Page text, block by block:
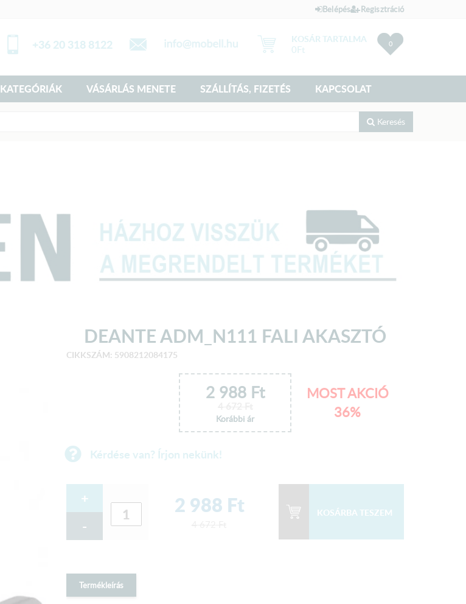
Belépés Regisztráció
0
KOSÁR TARTALMA
0Ft
+36 20 318 8122
KATEGÓRIÁK VÁSÁRLÁS MENETE SZÁLLÍTÁS, FIZETÉS KAPCSOLAT
Keresés
DEANTE ADM_N111 FALI AKASZTÓ
CIKKSZÁM: 5908212084175
2 988 Ft
Korábbi ár
MOST AKCIÓ
36%
Kérdése van? Írjon nekünk!
+
-
2 988 Ft
Termékleírás